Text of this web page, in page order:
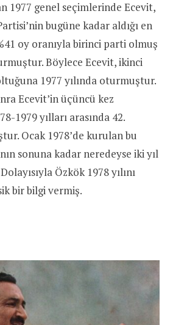
1977 genel seçimlerinde Ecevit,
bugüne kadar aldığı en
oy oranıyla birinci parti olmuş
Böylece Ecevit, ikinci
1977 yılında oturmuştur.
Ecevit’in üçüncü kez
1979 yılları arasında 42.
Ocak 1978’de kurulan bu
sonuna kadar neredeyse iki yıl
Özkök 1978 yılını
bir bilgi vermiş.